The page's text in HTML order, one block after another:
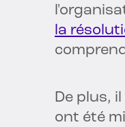
la
De plus,
ont été